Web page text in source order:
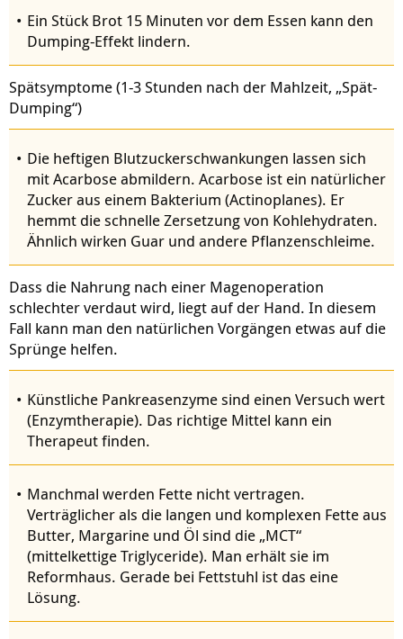
Ein Stück Brot 15 Minuten vor dem Essen kann den
Dumping-Effekt lindern.
Spätsymptome (1-3 Stunden nach der Mahlzeit, „Spät-
Dumping“)
Die heftigen Blutzuckerschwankungen lassen sich
mit Acarbose abmildern. Acarbose ist ein natürlicher
Zucker aus einem Bakterium (Actinoplanes). Er
hemmt die schnelle Zersetzung von Kohlehydraten.
Ähnlich wirken Guar und andere Pflanzenschleime.
Dass die Nahrung nach einer Magenoperation
schlechter verdaut wird, liegt auf der Hand. In diesem
Fall kann man den natürlichen Vorgängen etwas auf die
Sprünge helfen.
Künstliche Pankreasenzyme sind einen Versuch wert
(Enzymtherapie). Das richtige Mittel kann ein
Therapeut finden.
Manchmal werden Fette nicht vertragen.
Verträglicher als die langen und komplexen Fette aus
Butter, Margarine und Öl sind die „MCT“
(mittelkettige Triglyceride). Man erhält sie im
Reformhaus. Gerade bei Fettstuhl ist das eine
Lösung.